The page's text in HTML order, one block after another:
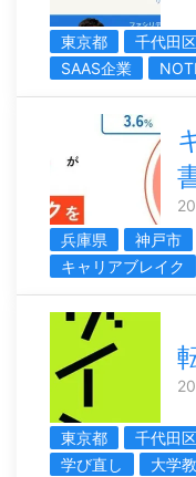
東京都 千代田区
SAAS企業
兵庫県
神戸市
キャリアブレイク
東京都 千代田区
学び直し
大学